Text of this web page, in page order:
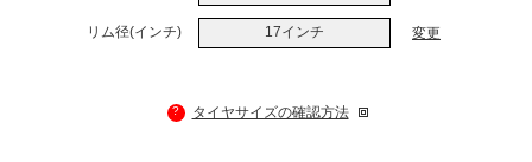
リム径(インチ) 17インチ 変更
? タイヤサイズの確認方法